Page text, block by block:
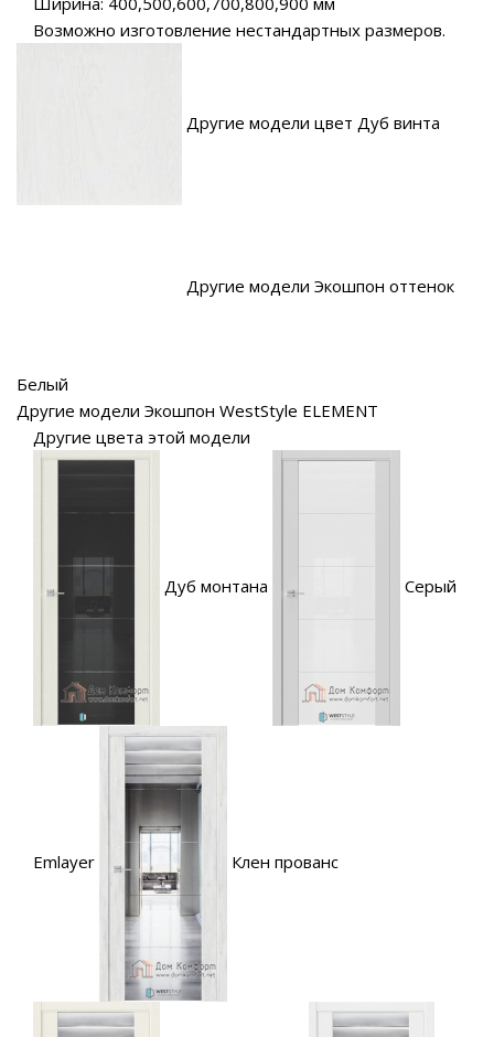
Возможно изготовление нестандартных размеров.
Другие модели цвет Дуб винта
Другие модели Экошпон оттенок
Белый
Другие модели Экошпон WestStyle ELEMENT
Другие цвета этой модели
Дуб монтана Серый
Emlayer Клен прованс